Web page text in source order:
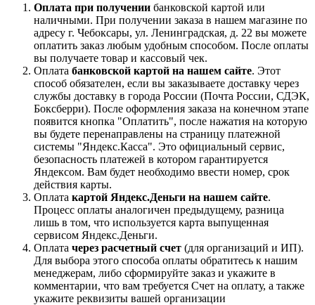
Оплата при получении банковской картой или
наличными. При получении заказа в нашем магазине по
адресу г. Чебоксары, ул. Ленинградская, д. 22 вы можете
оплатить заказ любым удобным способом. После оплаты
вы получаете товар и кассовый чек.
Оплата банковской картой на нашем сайте. Этот
способ обязателен, если вы заказываете доставку через
службы доставку в города России (Почта России, СДЭК,
Боксберри). После оформления заказа на конечном этапе
появится кнопка "Оплатить", после нажатия на которую
вы будете перенаправлены на страницу платежной
системы "Яндекс.Касса". Это официальный сервис,
безопасность платежей в котором гарантируется
Яндексом. Вам будет необходимо ввести номер, срок
действия карты.
Оплата картой Яндекс.Деньги на нашем сайте.
Процесс оплаты аналогичен предыдущему, разница
лишь в том, что используется карта выпущенная
сервисом Яндекс.Деньги.
Оплата через расчетный счет (для организаций и ИП).
Для выбора этого способа оплаты обратитесь к нашим
менеджерам, либо сформируйте заказ и укажите в
комментарии, что вам требуется Счет на оплату, а также
укажите реквизиты вашей организации